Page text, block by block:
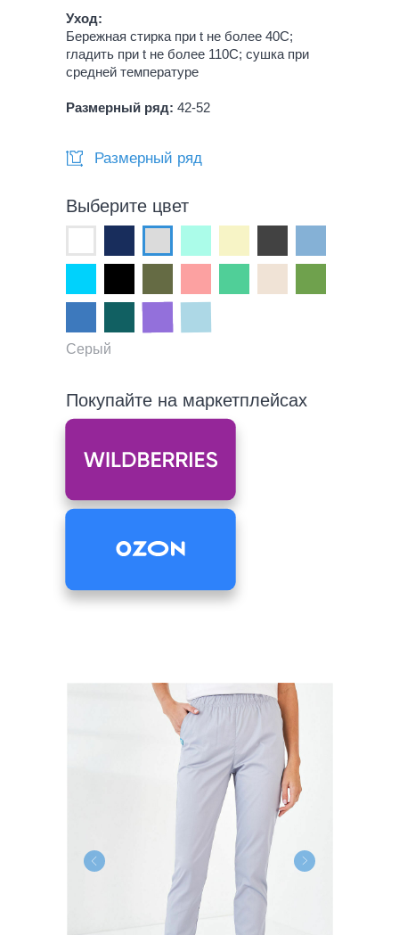
Уход:
Бережная стирка при t не более 40С;
гладить при t не более 110С; сушка при
средней температуре
Размерный ряд: 42-52
Размерный ряд
Выберите цвет
Серый
Покупайте на маркетплейсах